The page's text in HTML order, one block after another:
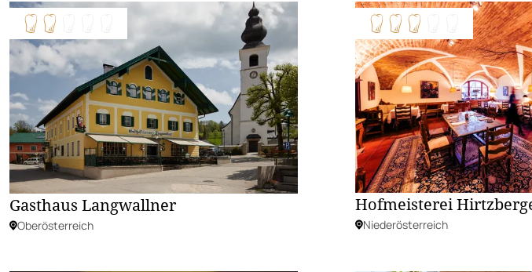
Gasthaus Langwallner
Oberösterreich
Hofmeisterei
Niederösterreich